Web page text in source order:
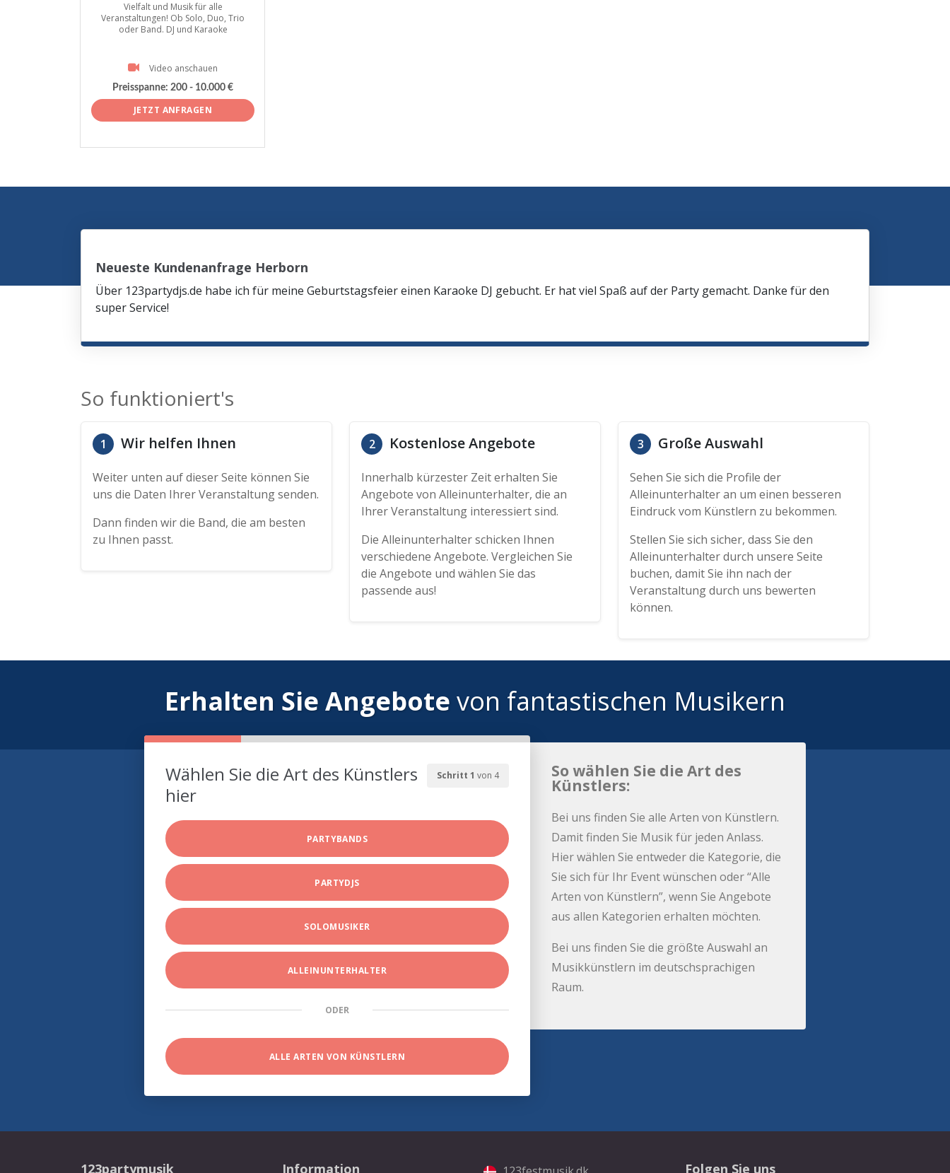
Vielfalt und Musik für alle
Veranstaltungen! Ob Solo, Duo, Trio
oder Band. DJ und Karaoke
Video anschauen
Preisspanne: 200 - 10.000 €
JETZT ANFRAGEN
Neueste Kundenanfrage Herborn
Über 123partydjs.de habe ich für meine Geburtstagsfeier einen Karaoke DJ gebucht. Er hat viel Spaß auf der Party gemacht. Danke für den
super Service!
So funktioniert's
1 Wir helfen Ihnen
Weiter unten auf dieser Seite können Sie
uns die Daten Ihrer Veranstaltung senden.
Dann finden wir die Band, die am besten
zu Ihnen passt.
2 Kostenlose Angebote
Innerhalb kürzester Zeit erhalten Sie
Angebote von Alleinunterhalter, die an
Ihrer Veranstaltung interessiert sind.
Die Alleinunterhalter schicken Ihnen
verschiedene Angebote. Vergleichen Sie
die Angebote und wählen Sie das
passende aus!
3 Große Auswahl
Sehen Sie sich die Profile der
Alleinunterhalter an um einen besseren
Eindruck vom Künstlern zu bekommen.
Stellen Sie sich sicher, dass Sie den
Alleinunterhalter durch unsere Seite
buchen, damit Sie ihn nach der
Veranstaltung durch uns bewerten
können.
Erhalten Sie Angebote von fantastischen Musikern
Schritt 1 von 4
Wählen Sie die Art des Künstlers
hier
PARTYBANDS
PARTYDJS
SOLOMUSIKER
ALLEINUNTERHALTER
ODER
ALLE ARTEN VON KÜNSTLERN
So wählen Sie die Art des
Künstlers:
Bei uns finden Sie alle Arten von Künstlern.
Damit finden Sie Musik für jeden Anlass.
Hier wählen Sie entweder die Kategorie, die
Sie sich für Ihr Event wünschen oder “Alle
Arten von Künstlern”, wenn Sie Angebote
aus allen Kategorien erhalten möchten.
Bei uns finden Sie die größte Auswahl an
Musikkünstlern im deutschsprachigen
Raum.
123partymusik Information Folgen Sie uns